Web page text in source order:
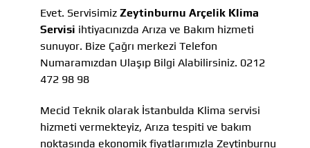
Evet. Servisimiz Zeytinburnu Arçelik Klima
Servisi ihtiyacınızda Arıza ve Bakım hizmeti
sunuyor. Bize Çağrı merkezi Telefon
Numaramızdan Ulaşıp Bilgi Alabilirsiniz. 0212
472 98 98
Mecid Teknik olarak İstanbulda Klima servisi
hizmeti vermekteyiz, Arıza tespiti ve bakım
noktasında ekonomik fiyatlarımızla Zeytinburnu